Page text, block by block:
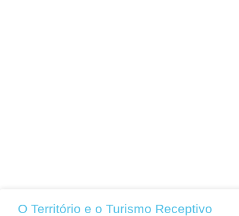
O Território e o Turismo Receptivo